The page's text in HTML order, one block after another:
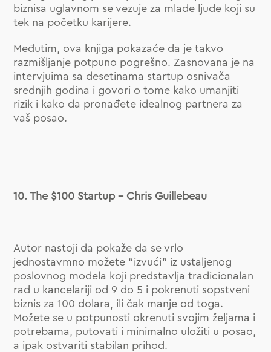
biznisa uglavnom se vezuje za mlade ljude koji su
tek na početku karijere.
Međutim, ova knjiga pokazaće da je takvo
razmišljanje potpuno pogrešno. Zasnovana je na
intervjuima sa desetinama startup osnivača
srednjih godina i govori o tome kako umanjiti
rizik i kako da pronađete idealnog partnera za
vaš posao.
10. The $100 Startup – Chris Guillebeau
Autor nastoji da pokaže da se vrlo
jednostavmno možete “izvući” iz ustaljenog
poslovnog modela koji predstavlja tradicionalan
rad u kancelariji od 9 do 5 i pokrenuti sopstveni
biznis za 100 dolara, ili čak manje od toga.
Možete se u potpunosti okrenuti svojim željama i
potrebama, putovati i minimalno uložiti u posao,
a ipak ostvariti stabilan prihod.